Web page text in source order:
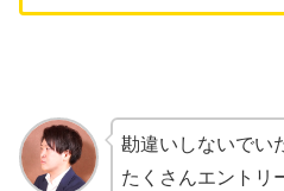
勘違いしないでい
たくさんエントリ